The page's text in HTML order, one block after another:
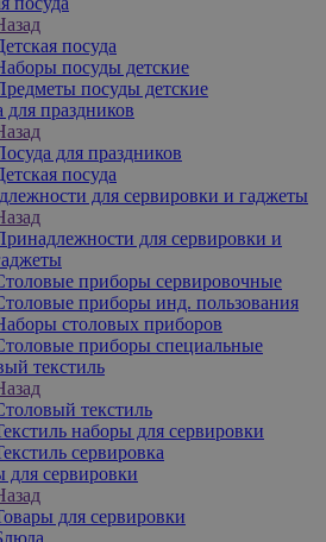
посуда
посуды детские
посуды детские
для праздников
для праздников
посуда
для сервировки и гаджеты
для сервировки и
приборы сервировочные
приборы инд. пользования
столовых приборов
приборы специальные
текстиль
текстиль
наборы для сервировки
сервировка
для сервировки
для сервировки